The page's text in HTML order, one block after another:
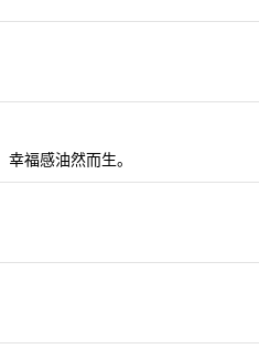
福感油然而生。